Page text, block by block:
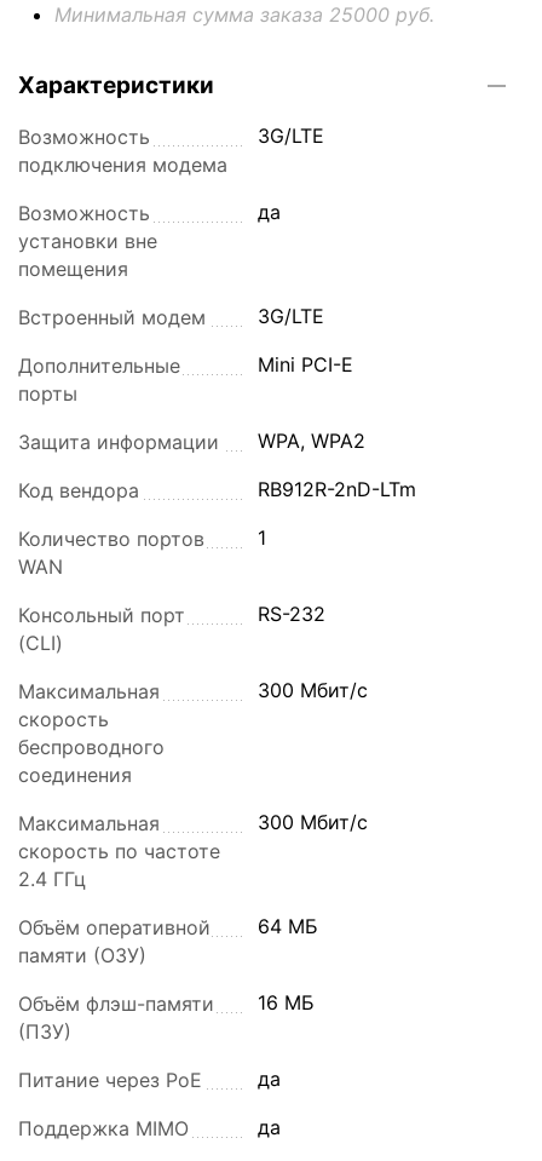
Минимальная сумма заказа 25000 руб.
Характеристики
Возможность
подключения модема
3G/LTE
Возможность
установки вне
помещения
да
Встроенный модем 3G/LTE
Дополнительные
порты
Mini PCI-E
Защита информации WPA, WPA2
Код вендора RB912R-2nD-LTm
Количество портов
WAN
1
Консольный порт
(CLI)
RS-232
Максимальная
скорость
беспроводного
соединения
300 Мбит/с
Максимальная
скорость по частоте
2.4 ГГц
300 Мбит/с
Объём оперативной
памяти (ОЗУ)
64 МБ
Объём флэш-памяти
(ПЗУ)
16 МБ
Питание через PoE да
Поддержка MIMO да